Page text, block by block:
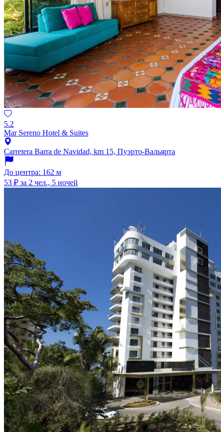
5.2
Mar Sereno Hotel & Suites
Carretera Barra de Navidad, km 15, Пуэрто-Вальярта
До центра: 162 м
53 ₽ за 2 чел., 5 ночей